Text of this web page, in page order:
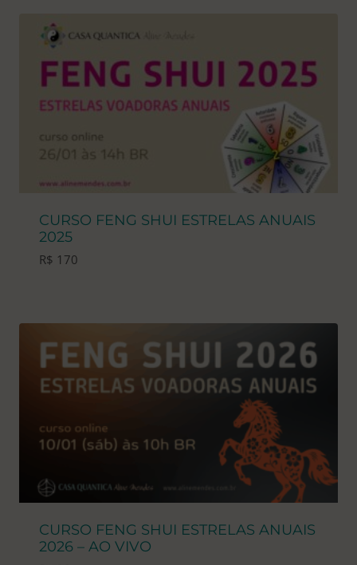
CURSO FENG SHUI ESTRELAS ANUAIS
2025
R$ 170
CURSO FENG SHUI ESTRELAS ANUAIS
2026 – AO VIVO